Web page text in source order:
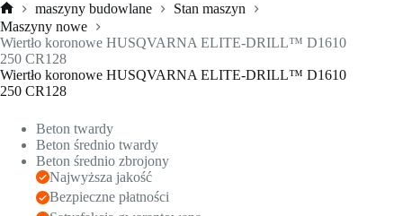
Strona
główna
maszyny budowlane
Stan maszyn
Maszyny nowe
Wiertło koronowe HUSQVARNA ELITE-DRILL™ D1610
250 CR128
Wiertło koronowe HUSQVARNA ELITE-DRILL™ D1610
250 CR128
Beton twardy
Beton średnio twardy
Beton średnio zbrojony
Najwyższa jakość
Bezpieczne płatności